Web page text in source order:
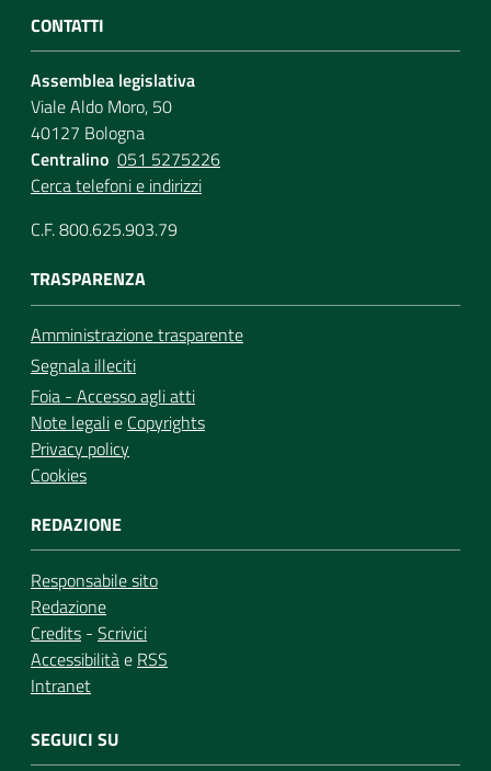
CONTATTI
Assemblea legislativa
Viale Aldo Moro, 50
40127 Bologna
Centralino 051 5275226
Cerca telefoni e indirizzi
C.F. 800.625.903.79
TRASPARENZA
Amministrazione trasparente
Segnala illeciti
Foia - Accesso agli atti
Note legalie Copyrights
Privacy policy
Cookies
REDAZIONE
Responsabile sito
Redazione
Credits - Scrivici
Accessibilitàe RSS
Intranet
SEGUICI SU